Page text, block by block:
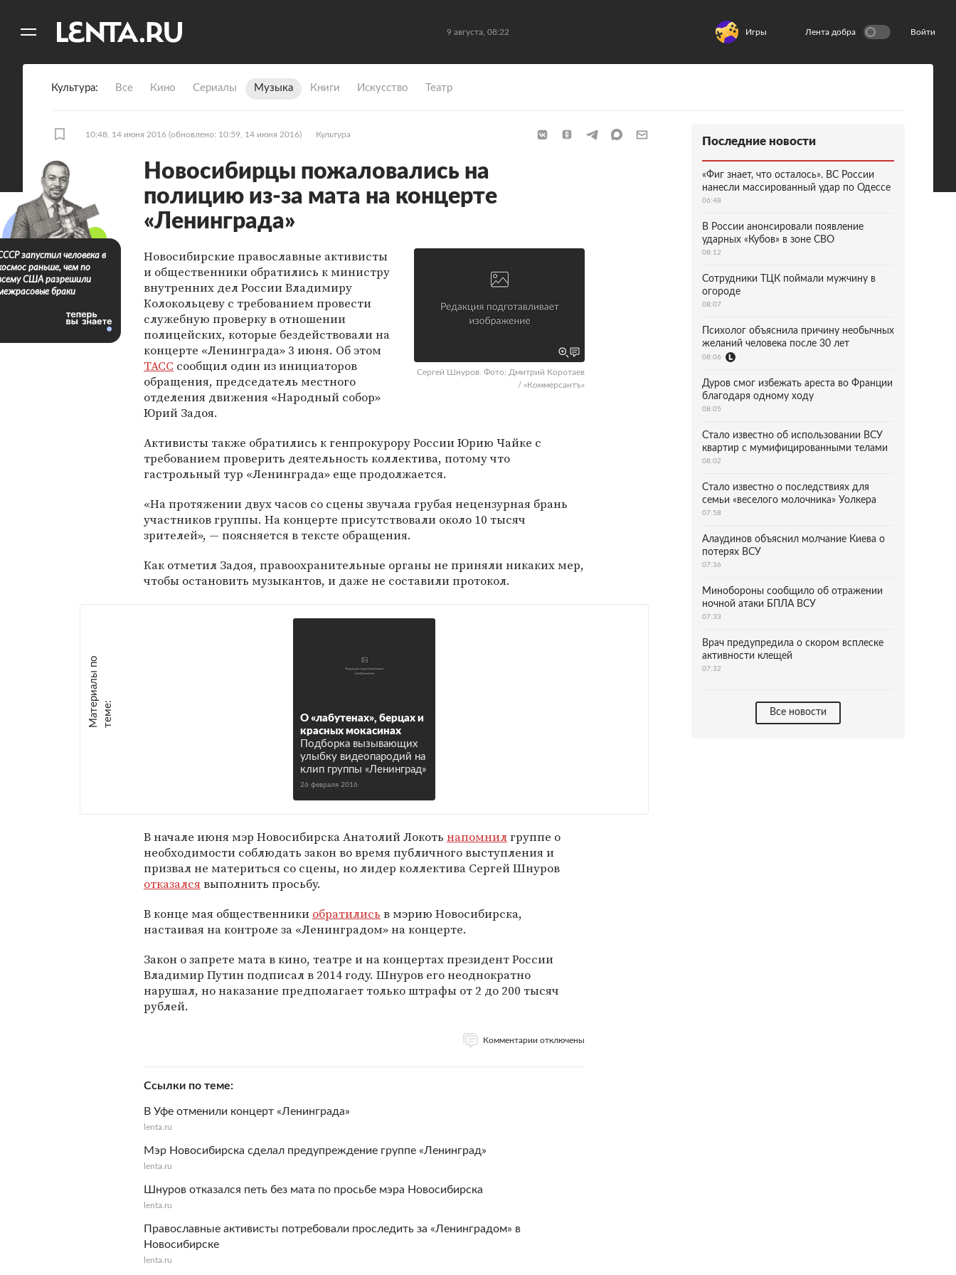
9 августа, 08:22 Игры Лента добра Войти
Культура Все Кино Сериалы Музыка Книги Искусство Театр
10:48, 14 июня 2016 (обновлено: 10:59, 14 июня 2016) Культура
Новосибирцы пожаловались на
полицию из-за мата на концерте
«Ленинграда»
Сергей Шнуров. Фото: Дмитрий Коротаев
/ «Коммерсантъ»
Новосибирские православные активисты
и общественники обратились к министру
внутренних дел России Владимиру
Колокольцеву с требованием провести
служебную проверку в отношении
полицейских, которые бездействовали на
концерте «Ленинграда» 3 июня. Об этом
ТАСС сообщил один из инициаторов
обращения, председатель местного
отделения движения «Народный собор»
Юрий Задоя.
Активисты также обратились к генпрокурору России Юрию Чайке с
требованием проверить деятельность коллектива, потому что
гастрольный тур «Ленинграда» еще продолжается.
«На протяжении двух часов со сцены звучала грубая нецензурная брань
участников группы. На концерте присутствовали около 10 тысяч
зрителей», — поясняется в тексте обращения.
Как отметил Задоя, правоохранительные органы не приняли никаких мер,
чтобы остановить музыкантов, и даже не составили протокол.
М
а
т е
р
и
а
л
ы
п
о
т
е
м
е :
О «лабутенах», берцах и
красных мокасинах
Подборка вызывающих
улыбку видеопародий на
клип группы «Ленинград»
26 февраля 2016
В начале июня мэр Новосибирска Анатолий Локоть напомнилгруппе о
необходимости соблюдать закон во время публичного выступления и
призвал не материться со сцены, но лидер коллектива Сергей Шнуров
отказалсявыполнить просьбу.
В конце мая общественники обратились в мэрию Новосибирска,
настаивая на контроле за «Ленинградом» на концерте.
Закон о запрете мата в кино, театре и на концертах президент России
Владимир Путин подписал в 2014 году. Шнуров его неоднократно
нарушал, но наказание предполагает только штрафы от 2 до 200 тысяч
рублей.
Комментарии отключены
Ссылки по теме
В Уфе отменили концерт «Ленинграда»
lenta.ru
Мэр Новосибирска сделал предупреждение группе «Ленинград»
lenta.ru
Шнуров отказался петь без мата по просьбе мэра Новосибирска
lenta.ru
Православные активисты потребовали проследить за «Ленинградом» в
Новосибирске
lenta.ru
запустил человека в
раньше, чем по
США разрешили
браки
Последние новости
«Фиг знает, что осталось». ВС России
нанесли массированный удар по Одессе
06:48
В России анонсировали появление
ударных «Кубов» в зоне СВО
08:12
Сотрудники ТЦК поймали мужчину в
огороде
08:07
Психолог объяснила причину необычных
желаний человека после 30 лет
08:06
Дуров смог избежать ареста во Франции
благодаря одному ходу
08:05
Стало известно об использовании ВСУ
квартир с мумифицированными телами
08:02
Стало известно о последствиях для
семьи «веселого молочника» Уолкера
07:58
Алаудинов объяснил молчание Киева о
потерях ВСУ
07:36
Минобороны сообщило об отражении
ночной атаки БПЛА ВСУ
07:33
Врач предупредила о скором всплеске
активности клещей
07:32
Все новости